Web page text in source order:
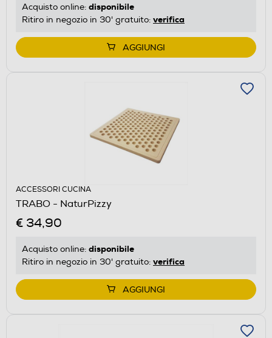
Acquisto online: disponibile
Ritiro in negozio in 30' gratuito: verifica
AGGIUNGI
ACCESSORI CUCINA
TRABO - NaturPizzy
€ 34,90
Acquisto online: disponibile
Ritiro in negozio in 30' gratuito: verifica
AGGIUNGI